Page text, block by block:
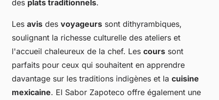
des plats traditionnels.
Les avis des voyageurs sont dithyrambiques,
soulignant la richesse culturelle des ateliers et
l'accueil chaleureux de la chef. Les cours sont
parfaits pour ceux qui souhaitent en apprendre
davantage sur les traditions indigènes et la cuisine
mexicaine. El Sabor Zapoteco offre également une